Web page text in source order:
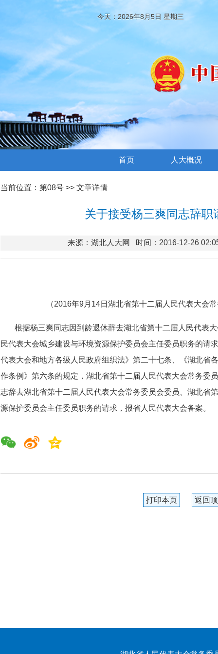
今天：2026年8月5日 星期三
首页 人大概况
当前位置： 第08号 >> 文章详情
关于接受杨三爽同志辞职
来源：湖北人大网 时间：2016-12-26
（2016年9月14日湖北省第十二届人民代表大会
根据杨三爽同志因到龄退休辞去湖北省第十二届人民代表
民代表大会城乡建设与环境资源保护委员会主任委员职务的请
代表大会和地方各级人民政府组织法》第二十七条、《湖北省
作条例》第六条的规定，湖北省第十二届人民代表大会常务委
志辞去湖北省第十二届人民代表大会常务委员会委员、湖北省
源保护委员会主任委员职务的请求，报省人民代表大会备案。
打印本页 返回